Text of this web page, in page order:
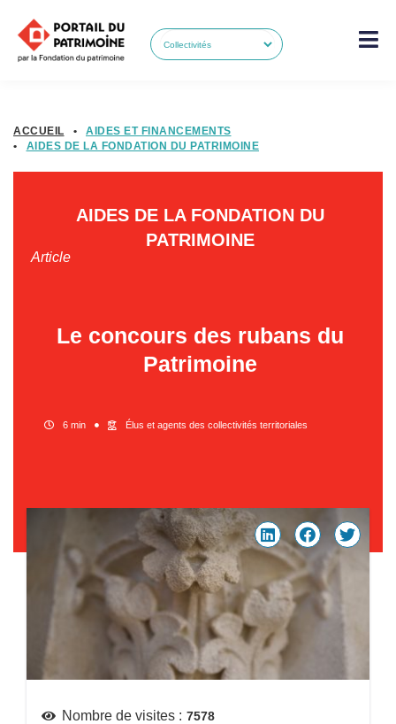
ACCUEIL •
AIDES ET FINANCEMENTS
•
AIDES DE LA FONDATION DU PATRIMOINE
AIDES DE LA FONDATION DU
PATRIMOINE
Article
Le concours des rubans du
Patrimoine
6 min Élus et agents des collectivités territoriales
Nombre de visites : 7578